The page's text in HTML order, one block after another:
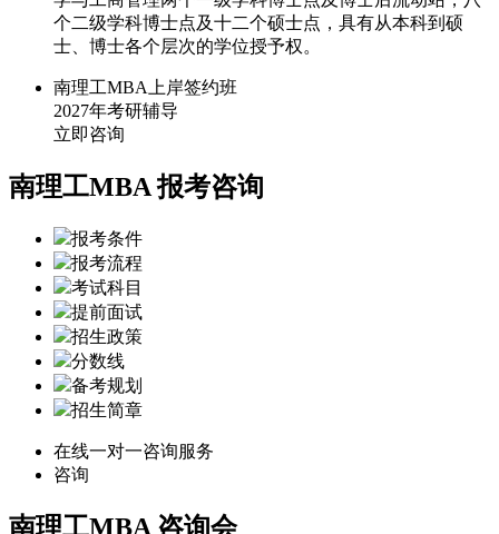
个二级学科博士点及十二个硕士点，具有从本科到硕
士、博士各个层次的学位授予权。
南理工MBA上岸签约班
2027年考研辅导
立即咨询
南理工MBA 报考咨询
报考条件
报考流程
考试科目
提前面试
招生政策
分数线
备考规划
招生简章
在线一对一咨询服务
咨询
南理工MBA 咨询会